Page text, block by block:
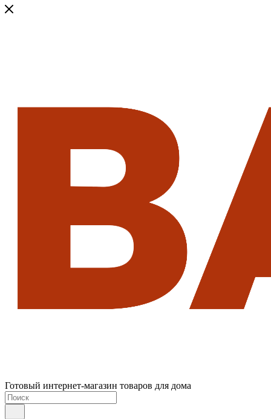
Готовый интернет-магазин товаров для дома